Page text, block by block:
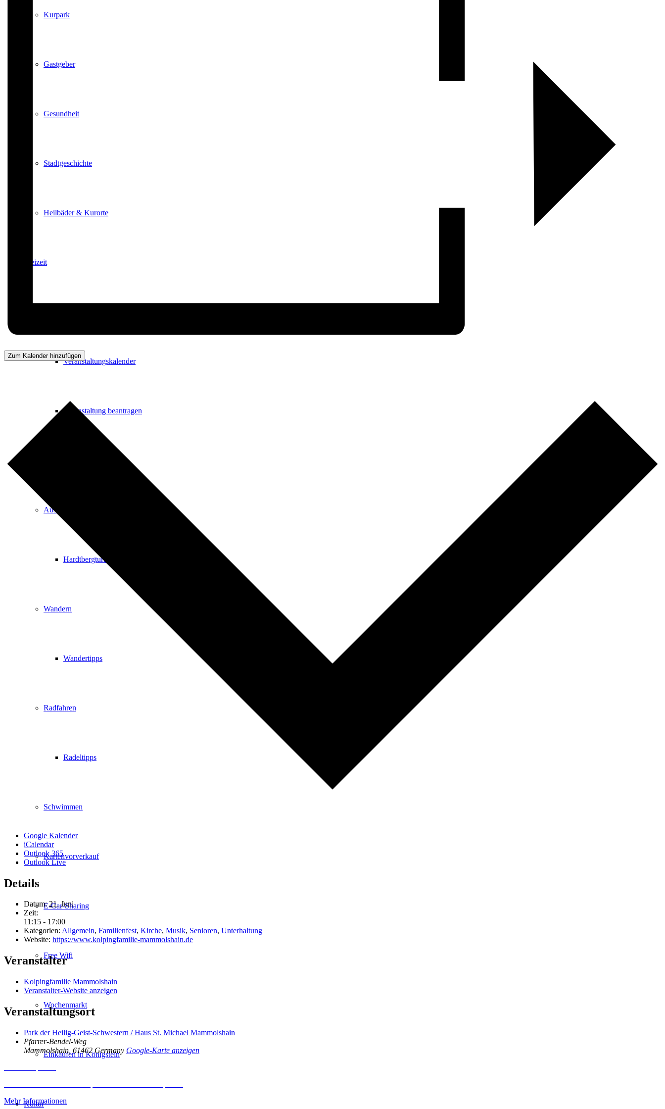
Kurpark
Gastgeber
Gesundheit
Stadtgeschichte
Heilbäder & Kurorte
Freizeit
Veranstaltungskalender
Veranstaltung beantragen
Ausflugsziele
Hardtbergturm
Wandern
Wandertipps
Radfahren
Radeltipps
Schwimmen
Kartenvorverkauf
E-Car-Sharing
Free Wifi
Wochenmarkt
Einkaufen in Königstein
Kultur
Zum Kalender hinzufügen
Google Kalender
iCalendar
Outlook 365
Outlook Live
Details
Datum: 21. Juni
Zeit:
11:15 - 17:00
Kategorien: Allgemein, Familienfest, Kirche, Musik, Senioren, Unterhaltung
Website: https://www.kolpingfamilie-mammolshain.de
Veranstalter
Kolpingfamilie Mammolshain
Veranstalter-Website anzeigen
Veranstaltungsort
Park der Heilig-Geist-Schwestern / Haus St. Michael Mammolshain
Pfarrer-Bendel-Weg
Mammolshain 61462 Germany Google-Karte anzeigen
Mehr Informationen